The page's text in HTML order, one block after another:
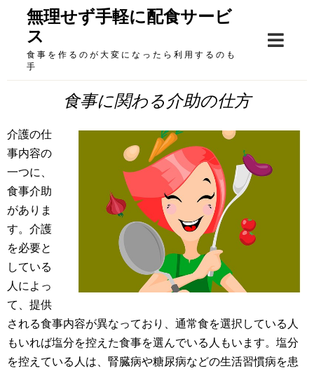
content
無理せず手軽に配食サービ
ス
食事を作るのが大変になったら利用するのも
手
食事に関わる介助の仕方
介護の仕
事内容の
一つに、
食事介助
がありま
す。介護
を必要と
している
人によっ
て、提供
される食事内容が異なっており、通常食を選択している人
もいれば塩分を控えた食事を選んでいる人もいます。塩分
を控えている人は、腎臓病や糖尿病などの生活習慣病を患